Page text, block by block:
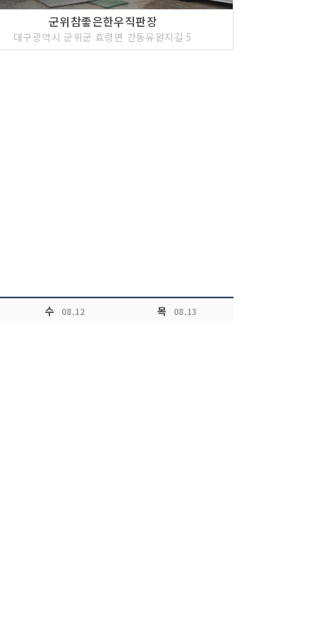
군위참좋은한우직판장
대구광역시 군위군 효령면 간동유원지길 5
수 08.12 목 08.13